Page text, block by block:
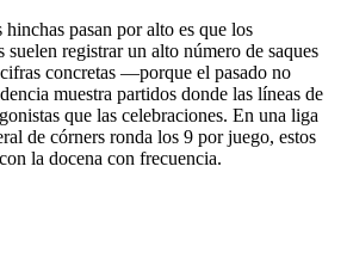
pasan por alto es que los
suelen registrar un alto número de saques
concretas —porque el pasado no
muestra partidos donde las líneas de
que las celebraciones. En una liga
de córners ronda los 9 por juego, estos
la docena con frecuencia.